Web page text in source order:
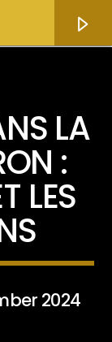
LA
:
LES
2024